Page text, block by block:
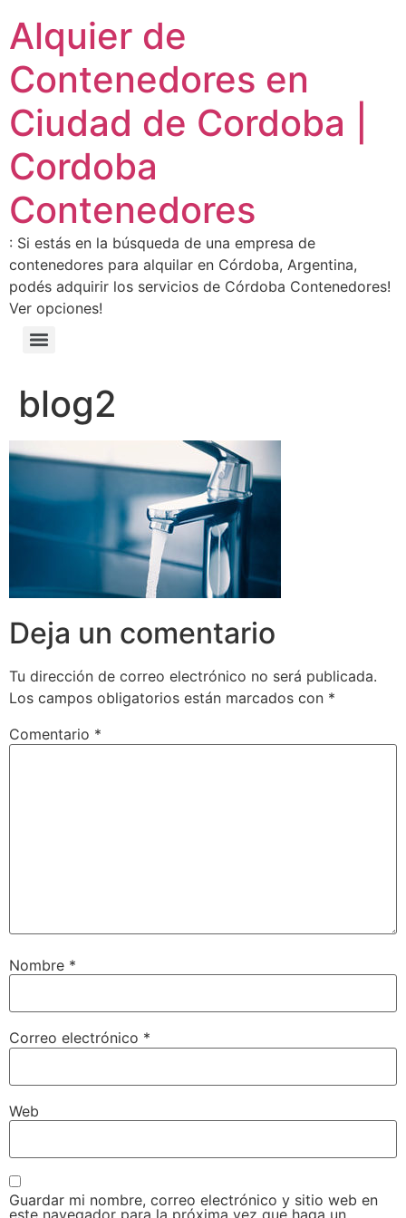
Alquier de
Contenedores en
Ciudad de Cordoba |
Cordoba
Contenedores
: Si estás en la búsqueda de una empresa de
contenedores para alquilar en Córdoba, Argentina,
podés adquirir los servicios de Córdoba Contenedores!
Ver opciones!
blog2
Deja un comentario
Tu dirección de correo electrónico no será publicada.
Los campos obligatorios están marcados con *
Comentario *
Nombre *
Correo electrónico *
Web
Guardar mi nombre, correo electrónico y sitio web en